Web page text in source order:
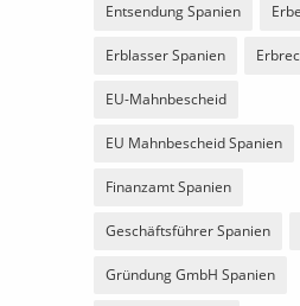
Entsendung Spanien
Erblasser Spanien
EU-Mahnbescheid
EU Mahnbescheid Spanien
Finanzamt Spanien
Geschäftsführer Spanien
Gründung GmbH Spanien